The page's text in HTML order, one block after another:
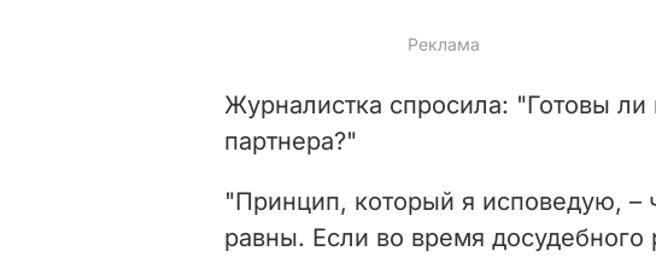
Журналистка спросила: "Готовы ли
партнера?"
"Принцип, который я исповедую, –
равны. Если во время досудебного